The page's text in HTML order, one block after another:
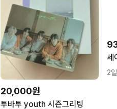
20,000원
투바투 youth 시즌그리팅
2